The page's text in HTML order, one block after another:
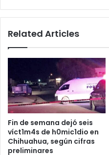
Related Articles
Fin de semana dejó seis
víct1m4s de h0mic1dio en
Chihuahua, según cifras
preliminares